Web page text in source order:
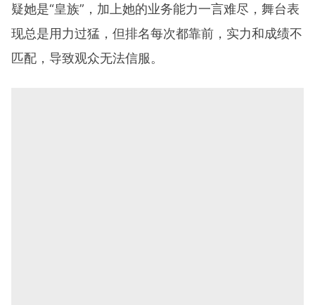
疑她是“皇族”，加上她的业务能力一言难尽，舞台表
现总是用力过猛，但排名每次都靠前，实力和成绩不
匹配，导致观众无法信服。